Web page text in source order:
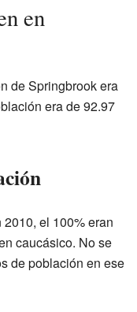
en
de Springbrook era
era de 92.97
el 100% eran
caucásico. No se
de población en ese